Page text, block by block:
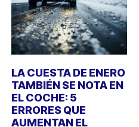
LA CUESTA DE ENERO
TAMBIÉN SE NOTA EN
EL COCHE: 5
ERRORES QUE
AUMENTAN EL